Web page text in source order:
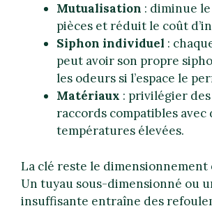
Mutualisation : diminue
pièces et réduit le coût
Siphon individuel :
peut avoir son propre
les odeurs si l’espace le
Matériaux : privilégier
raccords compatibles avec
températures élevées.
La clé reste le dimensionnement
Un tuyau sous-dimensionné ou
insuffisante entraîne des